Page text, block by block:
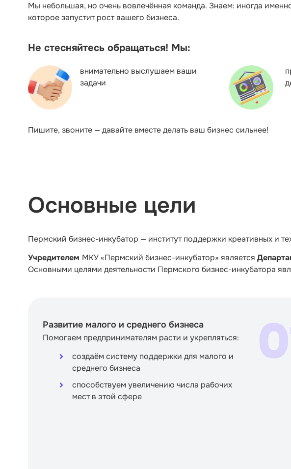
Мы небольшая, но очень вовлечённая команда. Знаем: иногда
которое запустит рост вашего бизнеса.
Не стесняйтесь обращаться! Мы:
внимательно выслушаем ваши
задачи
Пишите, звоните — давайте вместе делать ваш бизнес сильнее!
Основные цели
Пермский бизнес-инкубатор — институт поддержки креативных и
Учредителем МКУ «Пермский бизнес-инкубатор» является
Основными целями деятельности Пермского бизнес-инкубатора
Развитие малого и среднего бизнеса
Помогаем предпринимателям расти и укрепляться:
создаём систему поддержки для малого и
среднего бизнеса
способствуем увеличению числа рабочих
мест в этой сфере